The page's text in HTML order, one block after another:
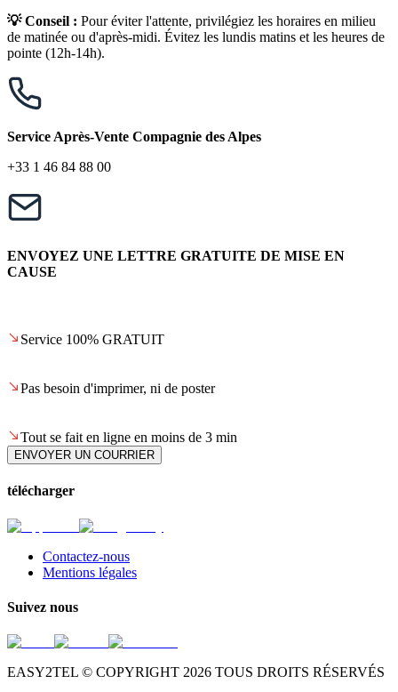
💡 Conseil : Pour éviter l'attente, privilégiez les horaires en milieu
de matinée ou d'après-midi. Évitez les lundis matins et les heures de
pointe (12h-14h).
Service Après-Vente Compagnie des Alpes
+33 1 46 84 88 00
ENVOYEZ UNE LETTRE GRATUITE DE MISE EN
CAUSE
Service 100% GRATUIT
Pas besoin d'imprimer, ni de poster
Tout se fait en ligne en moins de 3 min
ENVOYER UN COURRIER
télécharger
Contactez-nous
Mentions légales
Suivez nous
EASY2TEL © COPYRIGHT 2026 TOUS DROITS RÉSERVÉS